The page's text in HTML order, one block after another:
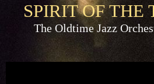
SPIRIT OF THE
The Oldtime Jazz